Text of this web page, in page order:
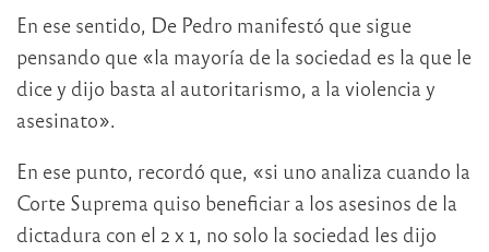
En ese sentido, De Pedro manifestó que sigue
pensando que «la mayoría de la sociedad es la que le
dice y dijo basta al autoritarismo, a la violencia y
asesinato».
En ese punto, recordó que, «si uno analiza cuando la
Corte Suprema quiso beneficiar a los asesinos de la
dictadura con el 2 x 1, no solo la sociedad les dijo